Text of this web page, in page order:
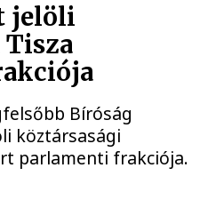
jelöli
Bíróság
köztársasági
parlamenti frakciója.